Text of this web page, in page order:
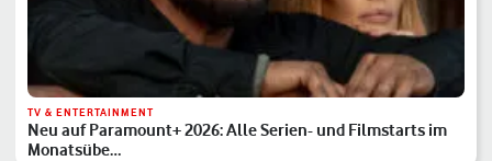
TV & ENTERTAINMENT
Neu auf Paramount+ 2026: Alle Serien- und Filmstarts im
Monatsübe…